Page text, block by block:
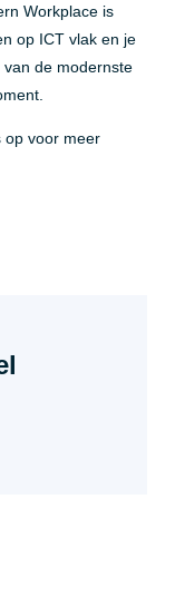
Workplace is
op ICT vlak en je
de modernste
op voor meer